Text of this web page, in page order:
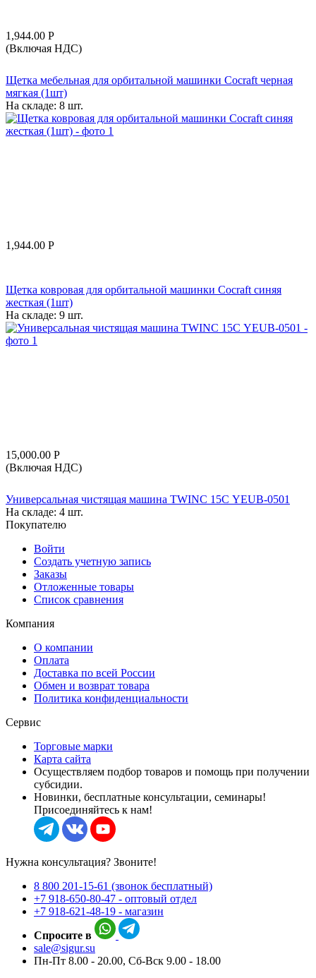
1,944.00 Р
(Включая НДС)
Щетка мебельная для орбитальной машинки Cocraft черная
мягкая (1шт)
На складе: 8 шт.
1,944.00 Р
Щетка ковровая для орбитальной машинки Cocraft синяя
жесткая (1шт)
На складе: 9 шт.
15,000.00 Р
(Включая НДС)
Универсальная чистящая машина TWINC 15С YEUB-0501
На складе: 4 шт.
Покупателю
Войти
Создать учетную запись
Заказы
Отложенные товары
Список сравнения
Компания
О компании
Оплата
Доставка по всей России
Обмен и возврат товара
Политика конфиденциальности
Сервис
Торговые марки
Карта сайта
Осуществляем подбор товаров и помощь при получении
субсидии.
Новинки, бесплатные консультации, семинары!
Присоединяйтесь к нам!
Нужна консультация? Звоните!
8 800 201-15-61 (звонок бесплатный)
+7 918-650-80-47 - оптовый отдел
+7 918-621-48-19 - магазин
Спросите в
sale@sigur.su
Пн-Пт 8.00 - 20.00, Сб-Вск 9.00 - 18.00